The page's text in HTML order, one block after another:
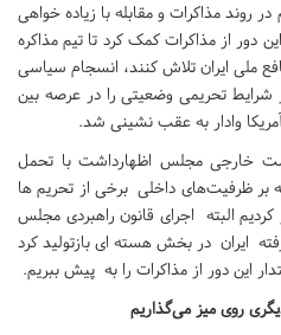
روند مذاکرات و مقابله با زیاده خواهی
دور از مذاکرات کمک کرد تا تیم مذاکره
ملی ایران تلاش کنند، انسجام سیاسی
تحریمی وضعیتی را در عرصه بین
وادار به عقب نشینی شد.
خارجی مجلس اظهارداشت با تحمل
بر ظرفیت‌های داخلی برخی از تحریم ها
کردیم البته اجرای قانون راهبردی مجلس
ایران در بخش هسته ای بازتولید کرد
این دور از مذاکرات را به پیش ببریم.
روی میز می‌گذاریم